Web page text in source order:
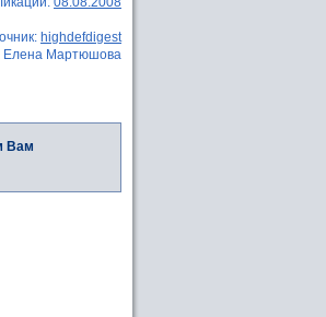
highdefdigest
Елена Мартюшова
Вам